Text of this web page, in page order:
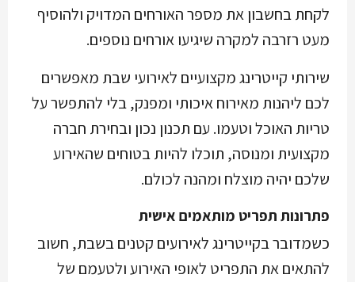
לקחת בחשבון את מספר האורחים המדויק ולהוסיף
מעט רזרבה למקרה שיגיעו אורחים נוספים.
שירותי קייטרינג מקצועיים לאירועי שבת מאפשרים
לכם ליהנות מאירוח איכותי ומפנק, בלי להתפשר על
טריות האוכל וטעמו. עם תכנון נכון ובחירת חברה
מקצועית ומנוסה, תוכלו להיות בטוחים שהאירוע
שלכם יהיה מוצלח ומהנה לכולם.
פתרונות תפריט מותאמים אישית
כשמדובר בקייטרינג לאירועים קטנים בשבת, חשוב
להתאים את התפריט לאופי האירוע ולטעמם של